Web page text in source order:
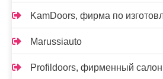
KamDoors, фирма по
Marussiauto
Profildoors, фирменный